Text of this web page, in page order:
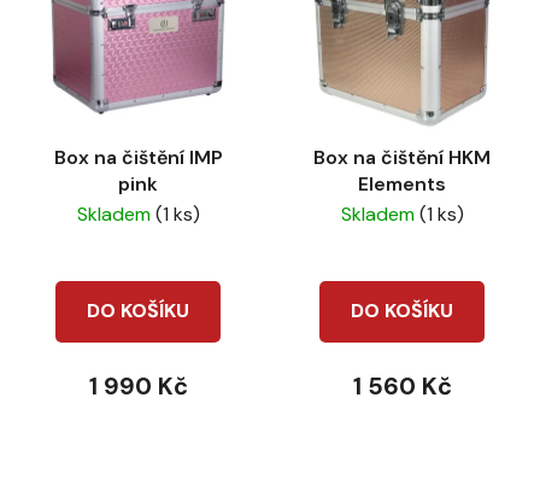
Box na čištění IMP
pink
Skladem(1 ks)
DO KOŠÍKU
1 990 Kč
Box na čištění HKM
Elements
Skladem(1 ks)
DO KOŠÍKU
1 560 Kč